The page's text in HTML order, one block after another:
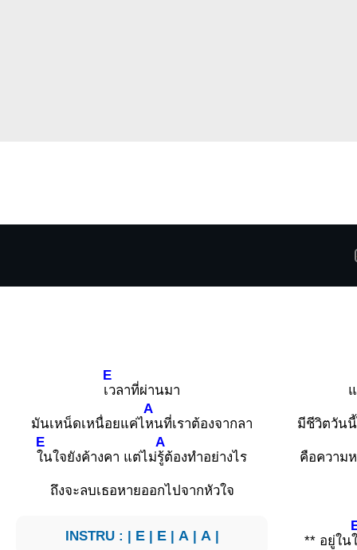
E
เวลาที่ผ่านมา
มันเหน็ดเหนื่อยแค่ไ
A
หนที่เราต้องจากลา
E
ในใจยังค้างคา แต่ไม่
A
รู้ต้องทำอย่างไร
ถึงจะลบเธอหายออกไปจากหัวใจ
INSTRU : | E| E| A | A |
มีชีวิตวันนี้
คือความ
** อยู่ใน